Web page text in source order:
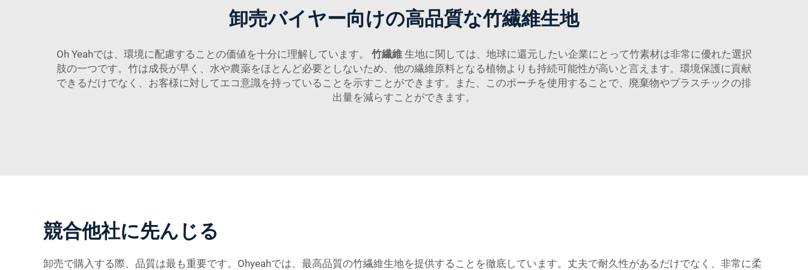
卸売バイヤー向けの高品質な竹繊維生地
Oh Yeahでは、環境に配慮することの価値を十分に理解しています。 竹繊維 生地に関しては、地球に還元したい企業にとって竹素材は非常に優れた選択
肢の一つです。竹は成長が早く、水や農薬をほとんど必要としないため、他の繊維原料となる植物よりも持続可能性が高いと言えます。環境保護に貢献
できるだけでなく、お客様に対してエコ意識を持っていることを示すことができます。また、このポーチを使用することで、廃棄物やプラスチックの排
出量を減らすことができます。
競合他社に先んじる
卸売で購入する際、品質は最も重要です。Ohyeahでは、最高品質の竹繊維生地を提供することを徹底しています。丈夫で耐久性があるだけでなく、非常に柔